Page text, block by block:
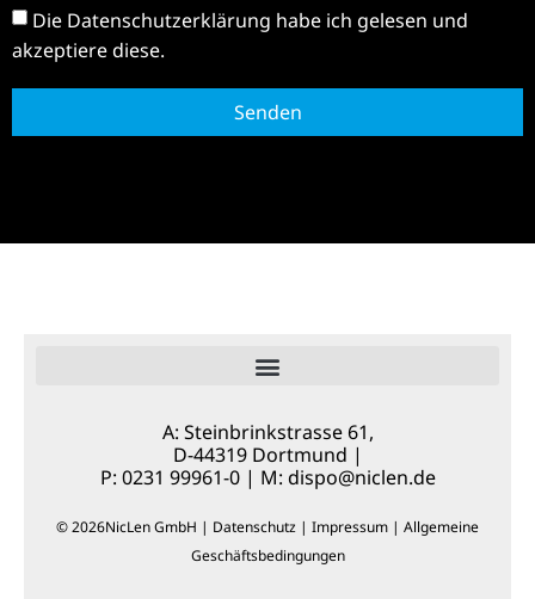
Die Datenschutzerklärung habe ich gelesen und
akzeptiere diese.
Senden
A: Steinbrinkstrasse 61,
D-44319 Dortmund |
P: 0231 99961-0 | M: dispo@niclen.de
© 2026NicLen GmbH | Datenschutz | Impressum | Allgemeine
Geschäftsbedingungen